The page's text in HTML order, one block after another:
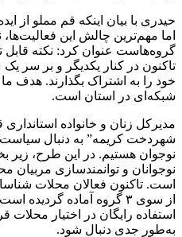
حیدری با بیان اینکه قم مملو از
اما مهم‌ترین چالش این
گروه‌هاست عنوان کرد: نکته قابل
تاکنون در کنار یکدیگر و بر سر یک
خود را به اشتراک بگذارند. هدف
شبکه‌ای در استان است.
مدیرکل زنان و خانواده
شهردخت کریمه” به دنبال
نوجوان هستیم. در این طرح،
نوجوانان و توانمندسازی مربیان
است. تاکنون فعالان محلات
از سوی ۳ گروه آماده
استفاده رایگان در اختیار محلات
به‌طور جدی دنبال شود.